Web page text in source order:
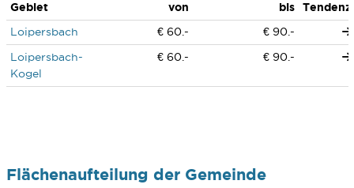
Gebiet
von
bis
Tendenz
Loipersbach
€ 60.-
€ 90.-
Loipersbach-
Kogel
€ 60.- € 90.-
Flächenaufteilung der Gemeinde